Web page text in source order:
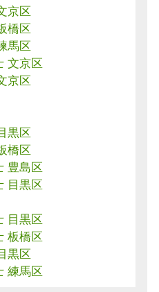
京区
橋区
馬区
文京区
京区
黒区
橋区
豊島区
目黒区
目黒区
板橋区
黒区
練馬区